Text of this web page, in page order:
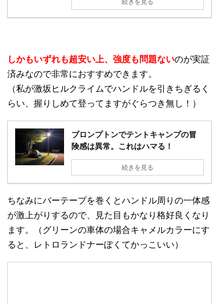
続きを見る
しかもいずれも超安い上、強度も問題ないのが実証
済みなので非常におすすめできます。
（私が激坂ヒルクライムでハンドルを引きちぎるく
らい、握りしめて登ってますがぐらつき無し！）
ブロンプトンでテントキャンプの冒
険感は異常。これはハマる！
続きを見る
ちなみにバーテープを巻くとハンドル周りの一体感
が激上がりするので、見た目もかなり格好良くなり
ます。（グリーンの車体の場合キャメルカラーにす
ると、レトロランドナーぽくてかっこいい）